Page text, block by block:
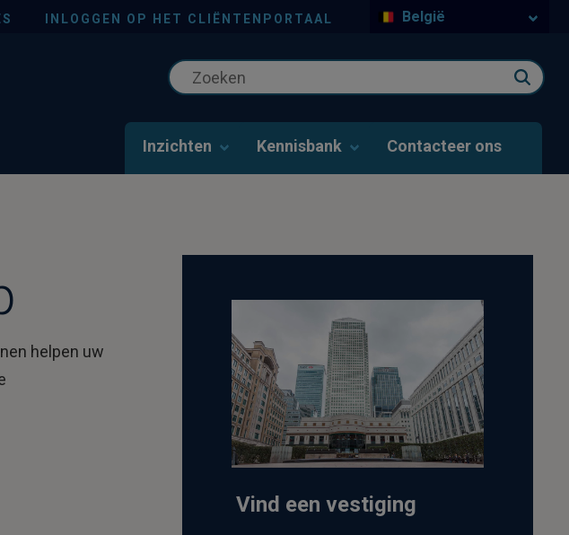
INLOGGEN OP HET CLIËNTENPORTAAL België
Inzichten Kennisbank Contacteer ons
helpen uw
Vind een vestiging